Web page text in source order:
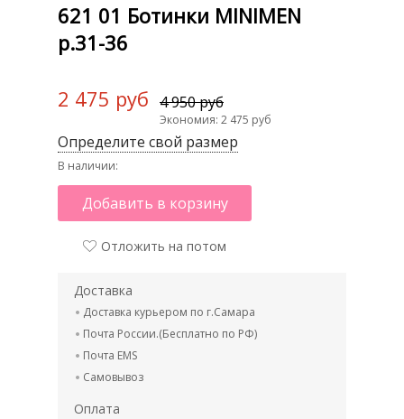
621 01 Ботинки MINIMEN
р.31-36
2 475 руб 4 950 руб
Экономия: 2 475 руб
Определите свой размер
В наличии:
Добавить в корзину
Отложить на потом
Доставка
Доставка курьером по г.Самара
Почта России.(Бесплатно по РФ)
Почта EMS
Самовывоз
Оплата